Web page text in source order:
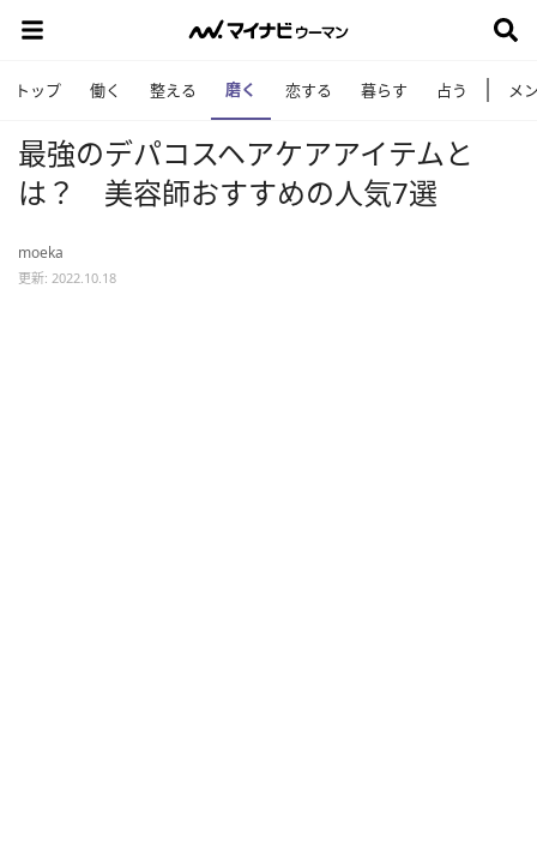
トップ 働く 整える 磨く 恋する 暮らす 占う メ
最強のデパコスヘアケアアイテムと
は？ 美容師おすすめの人気7選
moeka
更新: 2022.10.18